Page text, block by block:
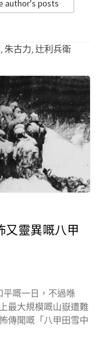
author's posts
, 朱古力,辻利兵衛
又靈異嘅八甲
平嘅一日，不過喺
最大規模嘅山嶽遭難
傳聞嘅「八甲田雪中